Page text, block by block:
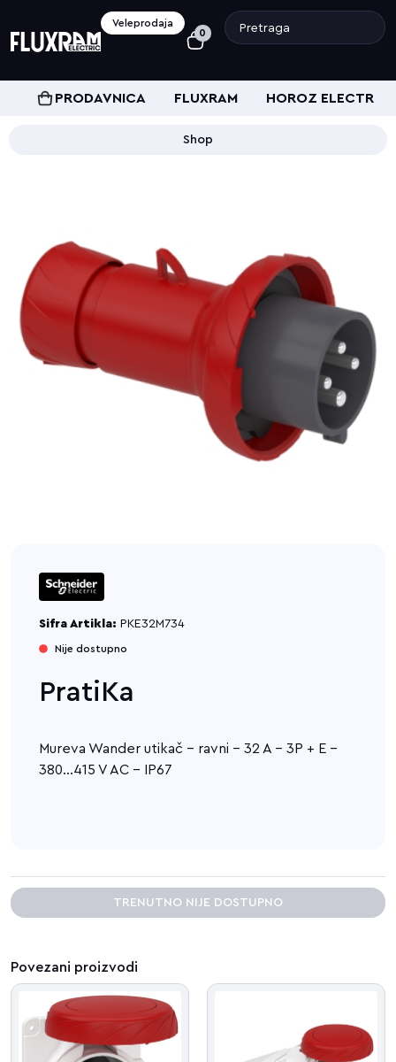
Veleprodaja
0
PRODAVNICA FLUXRAM HOROZ ELECTRIC
Shop
Sifra Artikla: PKE32M734
Nije dostupno
PratiKa
Mureva Wander utikač - ravni - 32 A - 3P + E -
380...415 V AC - IP67
TRENUTNO NIJE DOSTUPNO
Povezani proizvodi